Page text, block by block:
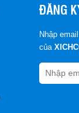
ĐĂNG
Nhập
của